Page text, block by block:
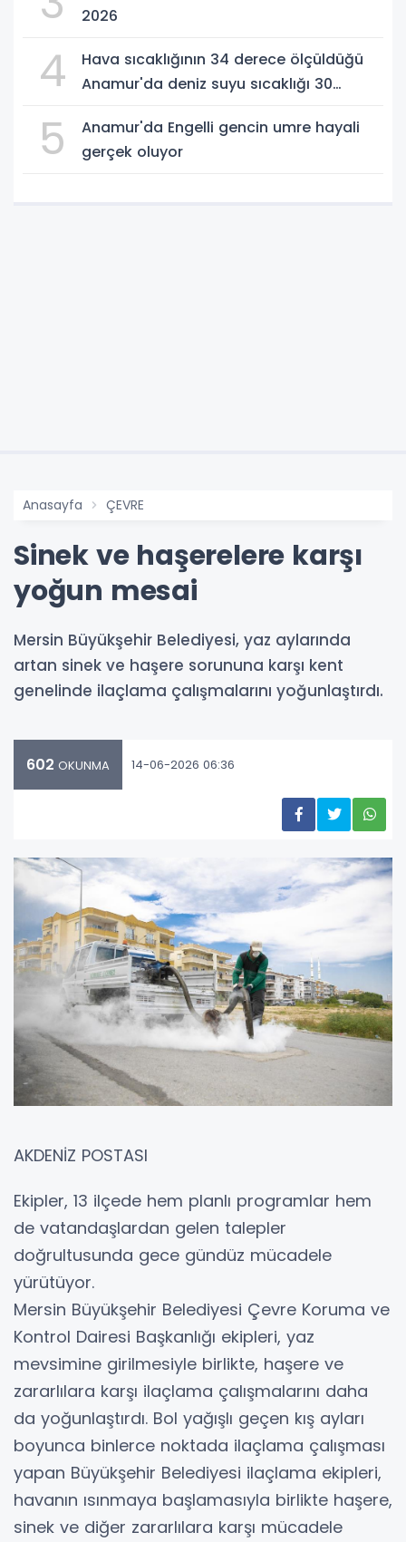
2026
4
Hava sıcaklığının 34 derece ölçüldüğü
Anamur'da deniz suyu sıcaklığı 30
5
Anamur'da Engelli gencin umre hayali
gerçek oluyor
Anasayfa ÇEVRE
Sinek ve haşerelere karşı
yoğun mesai
Mersin Büyükşehir Belediyesi, yaz aylarında
artan sinek ve haşere sorununa karşı kent
genelinde ilaçlama çalışmalarını yoğunlaştırdı.
602 OKUNMA 14-06-2026 06:36
AKDENİZ POSTASI
Ekipler, 13 ilçede hem planlı programlar hem
de vatandaşlardan gelen talepler
doğrultusunda gece gündüz mücadele
yürütüyor.
Mersin Büyükşehir Belediyesi Çevre Koruma ve
Kontrol Dairesi Başkanlığı ekipleri, yaz
mevsimine girilmesiyle birlikte, haşere ve
zararlılara karşı ilaçlama çalışmalarını daha
da yoğunlaştırdı. Bol yağışlı geçen kış ayları
boyunca binlerce noktada ilaçlama çalışması
yapan Büyükşehir Belediyesi ilaçlama ekipleri,
havanın ısınmaya başlamasıyla birlikte haşere,
sinek ve diğer zararlılara karşı mücadele